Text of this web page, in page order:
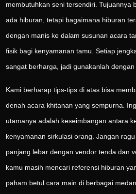
membutuhkan seni tersendiri. Tujuannya
ada hiburan, tetapi bagaimana hiburan
dengan manis ke dalam susunan acara
fisik bagi kenyamanan tamu. Setiap
sangat berharga, jadi gunakanlah dengan
Kami berharap tips-tips di atas bisa
denah acara khitanan yang sempurna.
utamanya adalah keseimbangan antara
kenyamanan sirkulasi orang. Jangan
panjang lebar dengan vendor tenda dan
kamu masih mencari referensi hiburan
paham betul cara main di berbagai